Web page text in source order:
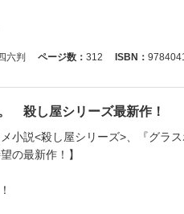
六判 ページ数： 312 ISBN：
殺し屋シリーズ最新作！
小説<殺し屋シリーズ>、『グラ
の最新作！】